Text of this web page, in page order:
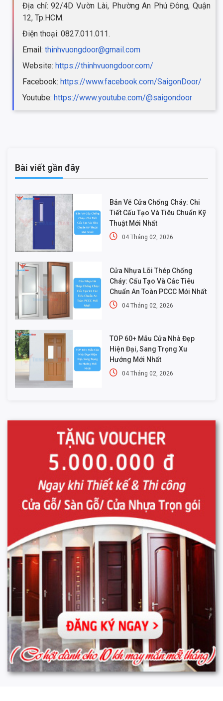
Địa chỉ: 92/4D Vườn Lài, Phường An Phú Đông, Quận
12, Tp.HCM.
Điện thoại: 0827.011.011.
Email: thinhvuongdoor@gmail.com
Website: https://thinhvuongdoor.com/
Facebook: https://www.facebook.com/SaigonDoor/
Youtube: https://www.youtube.com/@saigondoor
Bài viết gần đây
Bản Vẽ Cửa Chống Cháy: Chi
Tiết Cấu Tạo Và Tiêu Chuẩn Kỹ
Thuật Mới Nhất
04 Tháng 02, 2026
Cửa Nhựa Lõi Thép Chống
Cháy: Cấu Tạo Và Các Tiêu
Chuẩn An Toàn PCCC Mới Nhất
04 Tháng 02, 2026
TOP 60+ Mẫu Cửa Nhà Đẹp
Hiện Đại, Sang Trọng Xu
Hướng Mới Nhất
04 Tháng 02, 2026